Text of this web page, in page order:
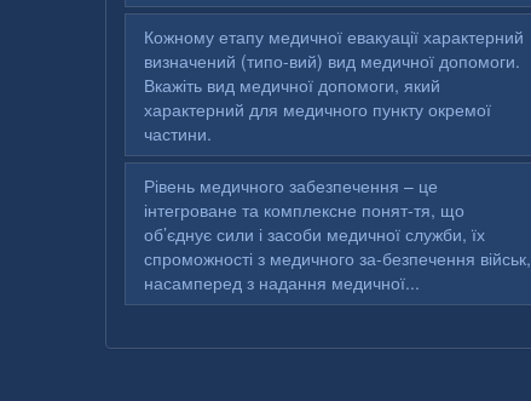
Кожному етапу медичної евакуації характерний
визначений (типо-вий) вид медичної допомоги.
Вкажіть вид медичної допомоги, який
характерний для медичного пункту окремої
частини.
Рівень медичного забезпечення – це
інтегроване та комплексне понят-тя, що
об’єднує сили і засоби медичної служби, їх
спроможності з медичного за-безпечення військ,
насамперед з надання медичної...